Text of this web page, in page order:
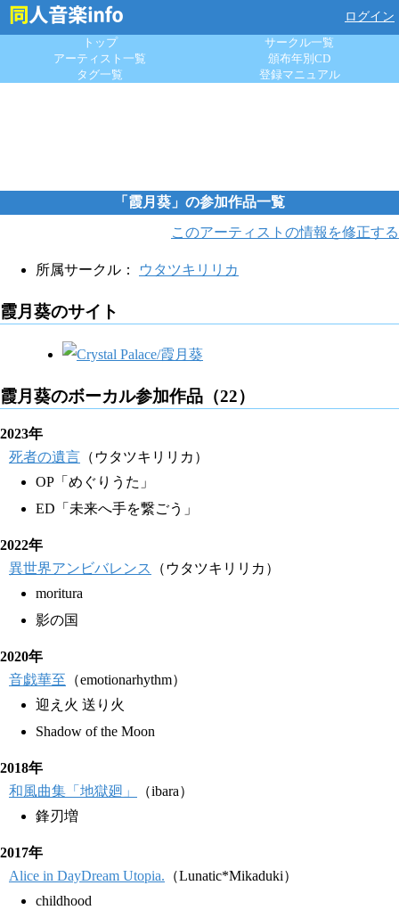
ログイン
トップ
サークル一覧
アーティスト一覧
頒布年別CD
タグ一覧
登録マニュアル
「霞月葵」の参加作品一覧
このアーティストの情報を修正する
所属サークル： ウタツキリリカ
霞月葵のサイト
霞月葵のボーカル参加作品（22）
2023年
死者の遺言 （ウタツキリリカ）
OP「めぐりうた」
ED「未来へ手を繋ごう」
2022年
異世界アンビバレンス
（ウタツキリリカ）
moritura
影の国
2020年
音戯華至 （emotionarhythm）
迎え火 送り火
Shadow of the Moon
2018年
和風曲集「地獄廻」
（ibara）
鋒刃増
2017年
Alice in DayDream Utopia. （Lunatic*Mikaduki）
childhood